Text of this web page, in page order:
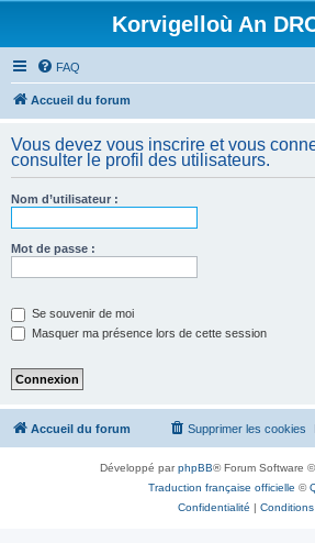
Korvigelloù An
FAQ
Accueil du forum
Vous devez vous inscrire et vous
consulter le profil des utilisateurs.
Nom d’utilisateur :
Mot de passe :
Se souvenir de moi
Masquer ma présence lors de cette session
Accueil du forum Supprimer les cookies
Développé parphpBB® Forum Software
Traduction française officielle ©
Confidentialité | Conditions